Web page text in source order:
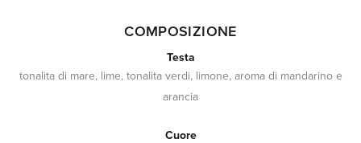
COMPOSIZIONE
Testa
tonalita di mare, lime, tonalita verdi, limone, aroma di mandarino e
arancia
Cuore